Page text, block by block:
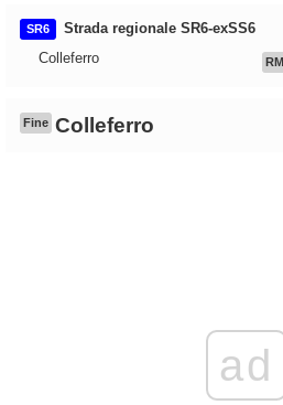
SR6
Strada regionale SR6-exSS6
Colleferro
RM
Fine Colleferro
ad